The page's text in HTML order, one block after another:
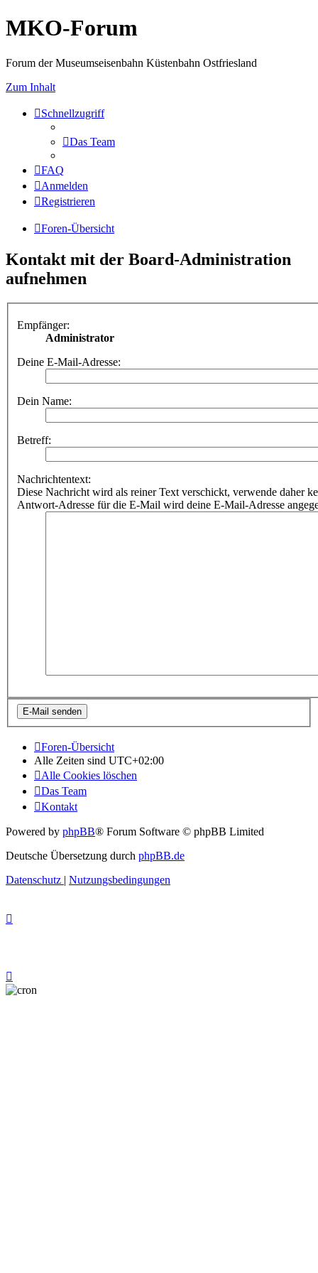
MKO-Forum
Forum der Museumseisenbahn Küstenbahn Ostfriesland
Zum Inhalt
Schnellzugriff
Das Team
FAQ
Anmelden
Registrieren
Foren-Übersicht
Kontakt mit der Board-Administration
aufnehmen
Empfänger:
Administrator
Deine E-Mail-Adresse:
Dein Name:
Betreff:
Nachrichtentext:
Diese Nachricht wird als reiner Text verschickt, verwende daher
Antwort-Adresse für die E-Mail wird deine E-Mail-Adresse
Foren-Übersicht
Alle Zeiten sind UTC+02:00
Alle Cookies löschen
Das Team
Kontakt
Powered by phpBB® Forum Software © phpBB Limited
Deutsche Übersetzung durch phpBB.de
Datenschutz | Nutzungsbedingungen